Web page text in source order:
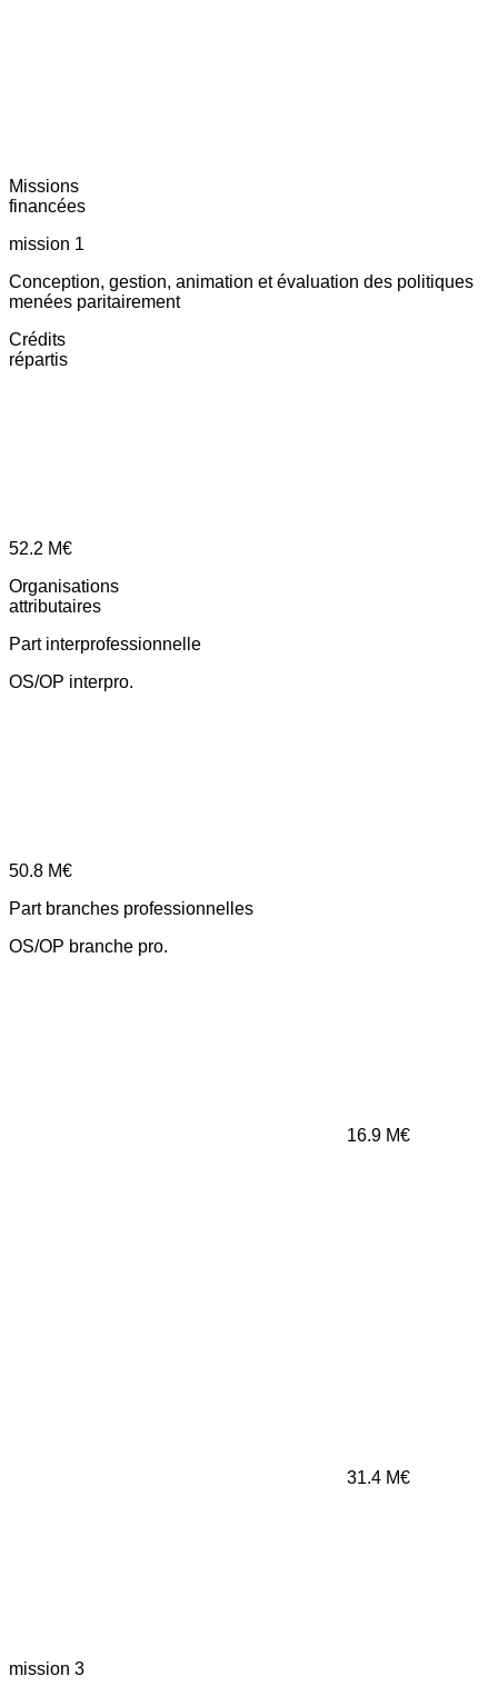
Missions
financées
mission 1
Conception, gestion, animation et évaluation des politiques
menées paritairement
Crédits
répartis
52.2 M€
Organisations
attributaires
Part interprofessionnelle
OS/OP interpro.
50.8 M€
Part branches professionnelles
OS/OP branche pro.
16.9 M€
31.4 M€
mission 3